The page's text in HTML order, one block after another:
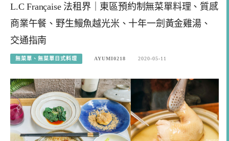
L.C Française 法租界｜東區預約制無菜單料理、質感
商業午餐、野生鰻魚越光米、十年一劍黃金雞湯、
交通指南
無菜單、無菜單日式料理 AYUMI0218 2020-05-11